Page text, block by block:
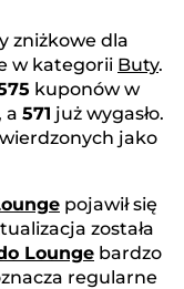
zniżkowe dla
w kategorii Buty.
kuponów w
a 571 już wygasło.
jako
pojawił się
została
Lounge bardzo
regularne